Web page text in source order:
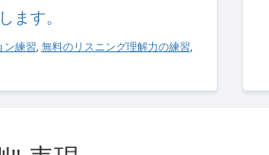
ます。
ン練習, 無料のリスニング理解力の練習,